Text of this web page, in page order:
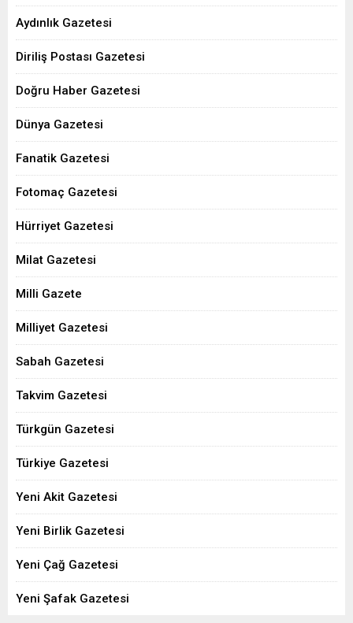
Aydınlık Gazetesi
Diriliş Postası Gazetesi
Doğru Haber Gazetesi
Dünya Gazetesi
Fanatik Gazetesi
Fotomaç Gazetesi
Hürriyet Gazetesi
Milat Gazetesi
Milli Gazete
Milliyet Gazetesi
Sabah Gazetesi
Takvim Gazetesi
Türkgün Gazetesi
Türkiye Gazetesi
Yeni Akit Gazetesi
Yeni Birlik Gazetesi
Yeni Çağ Gazetesi
Yeni Şafak Gazetesi